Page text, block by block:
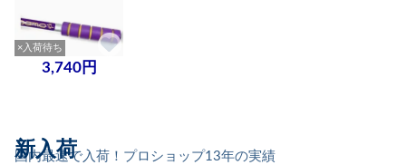
×入荷待ち
3,740円
国内最速で入荷！プロショップ13年の実績
新入荷